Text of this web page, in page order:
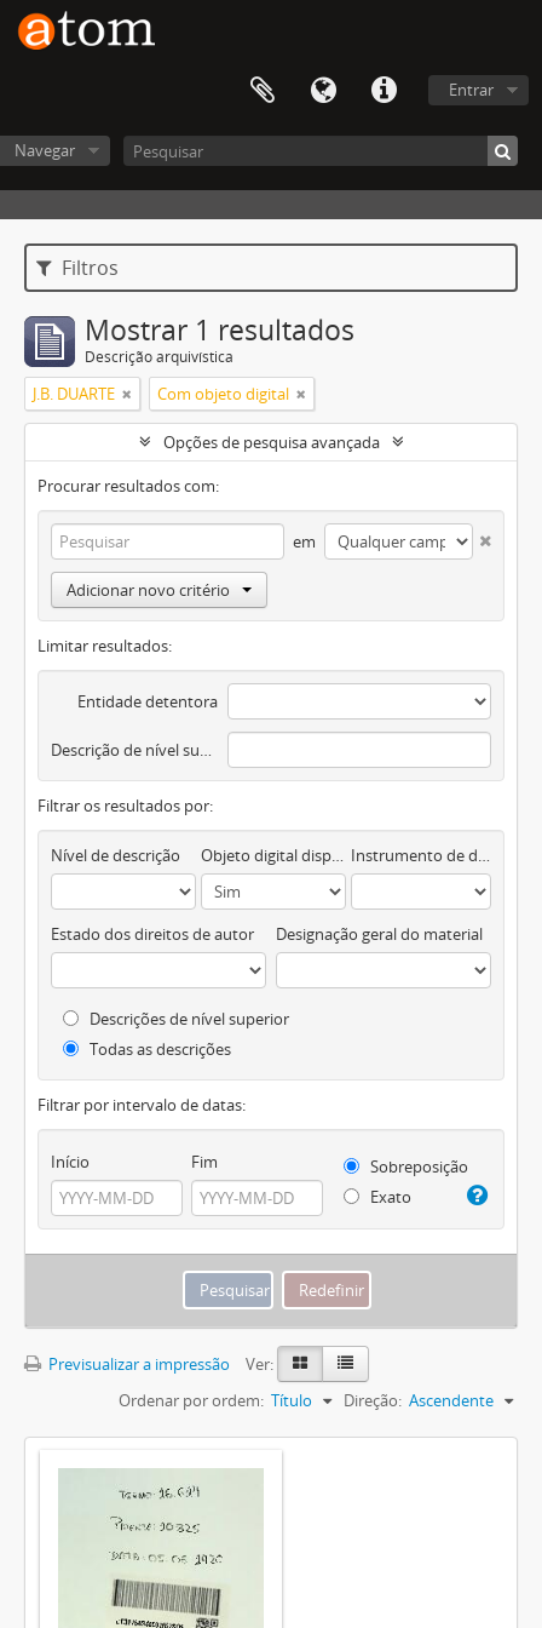
Entrar
Navegar
Filtros
Mostrar 1 resultados
Descrição arquivística
J.B. DUARTE Com objeto digital
Opções de pesquisa avançada
Procurar resultados com:
em
Adicionar novo critério
Limitar resultados:
Entidade detentora
Descrição de nível superior
Filtrar os resultados por:
Nível de descrição Objeto digital disponível Instrumento de descrição documental
Estado dos direitos de autor Designação geral do material
Descrições de nível superior
Todas as descrições
Filtrar por intervalo de datas:
Início Fim
Sobreposição
Exato
Previsualizar a impressão
Ver:
Ordenar por ordem: Título Direção: Ascendente